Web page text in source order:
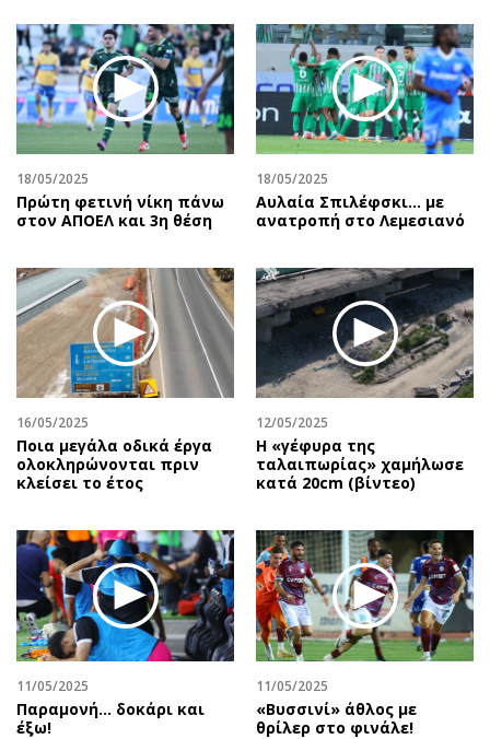
Ελλάδα
Κόσμος
Παράξενα
Πολιτισμός
Θέατρο-Χορός
Μουσική
Βιβλίο
Χειρόγραφα
Συνταγές
Έξοδος
Media
Εκπομπές
Podcasts
Uncut
Προσωπικότητες στην ''Κ''
Επιστολές
18/05/2025
Πρώτη φετινή νίκη πάνω
στον ΑΠΟΕΛ και 3η θέση
18/05/2025
Αυλαία Σπιλέφσκι... με
ανατροπή στο Λεμεσιανό
16/05/2025
Ποια μεγάλα οδικά έργα
ολοκληρώνονται πριν
κλείσει το έτος
12/05/2025
H «γέφυρα της
ταλαιπωρίας» χαμήλωσε
κατά 20cm (βίντεο)
11/05/2025
Παραμονή… δοκάρι και
έξω!
11/05/2025
«Βυσσινί» άθλος με
θρίλερ στο φινάλε!